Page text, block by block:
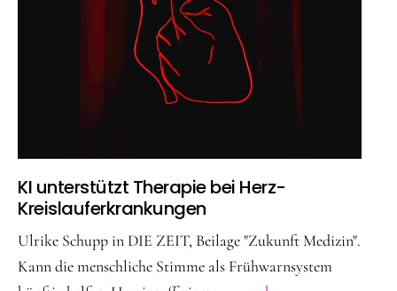
KI unterstützt Therapie bei Herz-
Kreislauferkrankungen
Ulrike Schupp in DIE ZEIT, Beilage "Zukunft Medizin".
Kann die menschliche Stimme als Frühwarnsystem